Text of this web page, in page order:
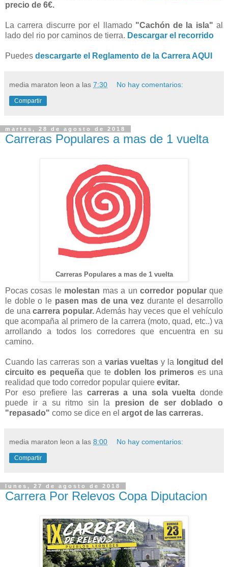
precio de 6€.
La carrera discurre por el llamado "Cachón de la isla" al
lado del rio por caminos de tierra. Descargar el recorrido
Puedes descargarte el Reglamento de la Carrera AQUI
media maraton leon a las 7:30 No hay comentarios:
Compartir
martes, 28 de agosto de 2018
Carreras Populares a mas de 1 vuelta
Carreras Populares a mas de 1 vuelta
Pocas cosas lemolestan mas a uncorredor popularque
le doble o le pasen mas de una vez durante el desarrollo
de unacarrera popular.Además hay veces que el vehículo
que acompaña al primero de la carrera (moto, quad, etc..) va
arrollando a todos los corredores que encuentra en su
camino.
Cuando las carreras son a varias vueltas y la longitud del
circuito es pequeñaque tedoblen los primeros es una
realidad que todo corredor popular quiere evitar.
Por eso prefiere las carreras a una sola vuelta donde
puede ir a su ritmo sin la presion de ser doblado o
"repasado" como se dice en el argot de las carreras.
media maraton leon a las 8:00 No hay comentarios:
Compartir
lunes, 27 de agosto de 2018
Carrera Por Relevos Copa Diputacion